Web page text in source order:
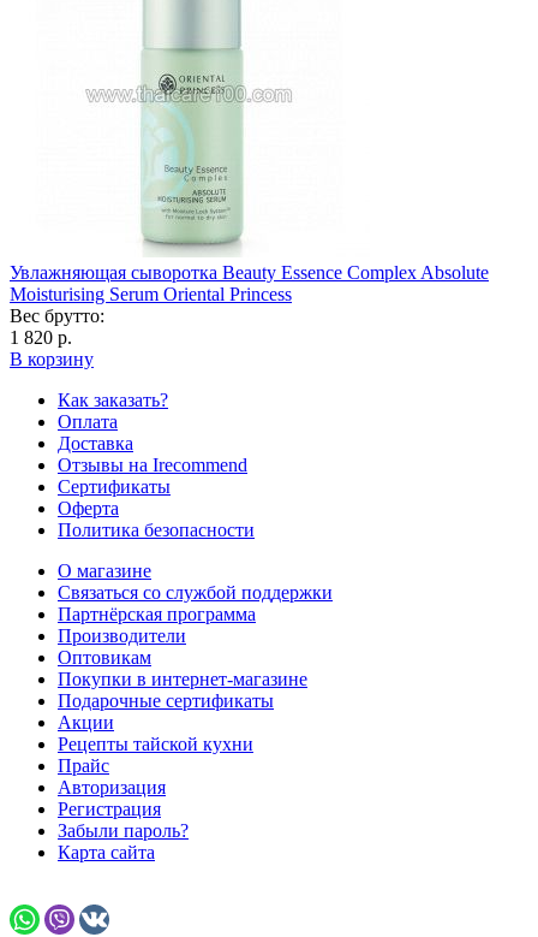
Увлажняющая сыворотка Beauty Essence Complex Absolute
Moisturising Serum Oriental Princess
Вес брутто:
1 820 р.
В корзину
Как заказать?
Оплата
Доставка
Отзывы на Irecommend
Сертификаты
Оферта
Политика безопасности
О магазине
Связаться со службой поддержки
Партнёрская программа
Производители
Оптовикам
Покупки в интернет-магазине
Подарочные сертификаты
Акции
Рецепты тайской кухни
Прайс
Авторизация
Регистрация
Забыли пароль?
Карта сайта